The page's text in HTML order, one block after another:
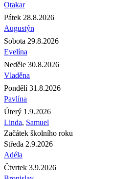
Otakar
Pátek 28.8.2026
Augustýn
Sobota 29.8.2026
Evelína
Neděle 30.8.2026
Vladěna
Pondělí 31.8.2026
Pavlína
Úterý 1.9.2026
Linda, Samuel
Začátek školního roku
Středa 2.9.2026
Adéla
Čtvrtek 3.9.2026